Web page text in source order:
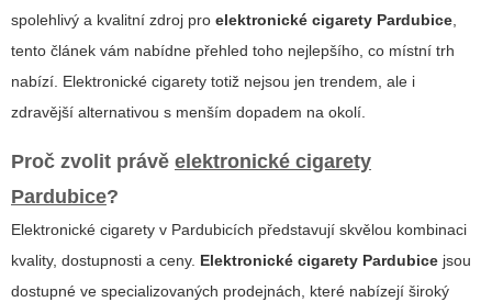
spolehlivý a kvalitní zdroj pro elektronické cigarety Pardubice,
tento článek vám nabídne přehled toho nejlepšího, co místní trh
nabízí. Elektronické cigarety totiž nejsou jen trendem, ale i
zdravější alternativou s menším dopadem na okolí.
Proč zvolit právě elektronické cigarety
Pardubice?
Elektronické cigarety v Pardubicích představují skvělou kombinaci
kvality, dostupnosti a ceny. Elektronické cigarety Pardubice jsou
dostupné ve specializovaných prodejnách, které nabízejí široký